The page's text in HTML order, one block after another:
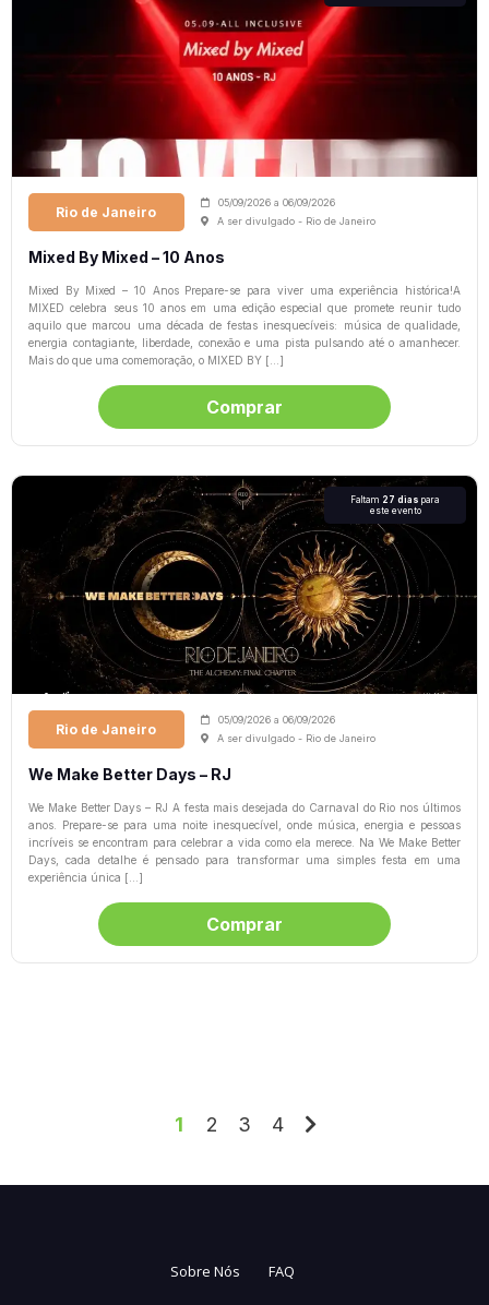
Rio de Janeiro
05/09/2026a 06/09/2026
A ser divulgado - Rio de Janeiro
Mixed By Mixed – 10 Anos
Mixed By Mixed – 10 Anos Prepare-se para viver uma experiência histórica!A
MIXED celebra seus 10 anos em uma edição especial que promete reunir tudo
aquilo que marcou uma década de festas inesquecíveis: música de qualidade,
energia contagiante, liberdade, conexão e uma pista pulsando até o amanhecer.
Mais do que uma comemoração, o MIXED BY […]
Comprar
Faltam 27 dias para
este evento
Rio de Janeiro
05/09/2026a 06/09/2026
A ser divulgado - Rio de Janeiro
We Make Better Days – RJ
We Make Better Days – RJ A festa mais desejada do Carnaval do Rio nos últimos
anos. Prepare-se para uma noite inesquecível, onde música, energia e pessoas
incríveis se encontram para celebrar a vida como ela merece. Na We Make Better
Days, cada detalhe é pensado para transformar uma simples festa em uma
experiência única […]
Comprar
1 2 3 4
Sobre Nós FAQ